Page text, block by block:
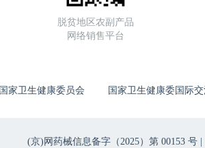
脱贫地区农副产品
网络销售平台
国家卫生健康委员会 国家卫生健康委国际
(京)网药械信息备字（2025）第 00153 号 |